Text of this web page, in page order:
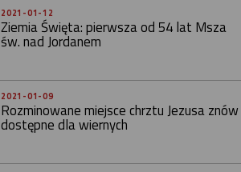
2021-01-12
Ziemia Święta: pierwsza od 54 lat Msza
św. nad Jordanem
2021-01-09
Rozminowane miejsce chrztu Jezusa znów
dostępne dla wiernych